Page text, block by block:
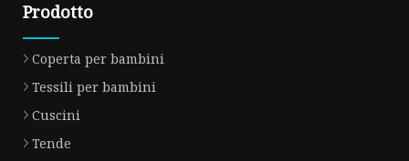
Prodotto
Coperta per bambini
Tessili per bambini
Cuscini
Tende